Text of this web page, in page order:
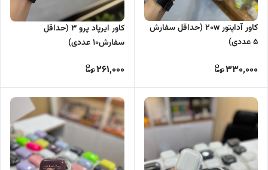
کاور آداپتور 20w (حداقل سفارش
5 عددی)
330,000
کاور ایرپاد پرو 3 (حداقل
سفارش10 عددی)
261,000